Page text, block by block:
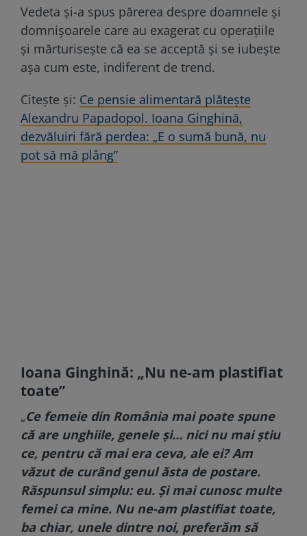
Vedeta și-a spus părerea despre doamnele și
domnișoarele care au exagerat cu operațiile
și mărturisește că ea se acceptă și se iubește
așa cum este, indiferent de trend.
Citește și: Ce pensie alimentară plătește
Alexandru Papadopol. Ioana Ginghină,
dezvăluiri fără perdea: „E o sumă bună, nu
pot să mă plâng”
Ioana Ginghină: „Nu ne-am plastifiat
toate”
„Ce femeie din România mai poate spune
că are unghiile, genele și… nici nu mai știu
ce, pentru că mai era ceva, ale ei? Am
văzut de curând genul ăsta de postare.
Răspunsul simplu: eu. Și mai cunosc multe
femei ca mine. Nu ne-am plastifiat toate,
ba chiar, unele dintre noi, preferăm să